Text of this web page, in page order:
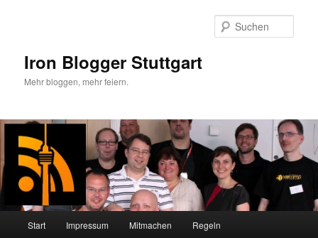
Iron Blogger Stuttgart
Mehr bloggen, mehr feiern.
Start Impressum Mitmachen Regeln